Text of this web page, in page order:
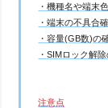
・機種名や端末
・端末の不具合
・容量(GB数)の
・SIMロック解
注意点